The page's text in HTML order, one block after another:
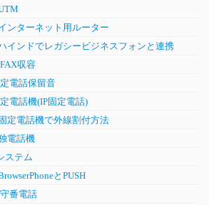
ンターネット用ルーター
インドでレガシービジネスフォンと連携
収容
電話保留音
電話機(IP固定電話)
定電話機で外線割付方法
電話機
ステム
とPUSH
番電話